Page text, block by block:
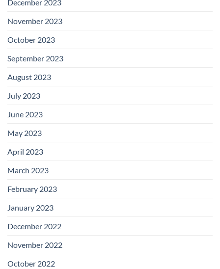
December 2023
November 2023
October 2023
September 2023
August 2023
July 2023
June 2023
May 2023
April 2023
March 2023
February 2023
January 2023
December 2022
November 2022
October 2022